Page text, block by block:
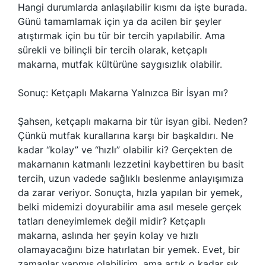
Hangi durumlarda anlaşılabilir kısmı da işte burada.
Günü tamamlamak için ya da acilen bir şeyler
atıştırmak için bu tür bir tercih yapılabilir. Ama
sürekli ve bilinçli bir tercih olarak, ketçaplı
makarna, mutfak kültürüne saygısızlık olabilir.
Sonuç: Ketçaplı Makarna Yalnızca Bir İsyan mı?
Şahsen, ketçaplı makarna bir tür isyan gibi. Neden?
Çünkü mutfak kurallarına karşı bir başkaldırı. Ne
kadar “kolay” ve “hızlı” olabilir ki? Gerçekten de
makarnanın katmanlı lezzetini kaybettiren bu basit
tercih, uzun vadede sağlıklı beslenme anlayışımıza
da zarar veriyor. Sonuçta, hızla yapılan bir yemek,
belki midemizi doyurabilir ama asıl mesele gerçek
tatları deneyimlemek değil midir? Ketçaplı
makarna, aslında her şeyin kolay ve hızlı
olamayacağını bize hatırlatan bir yemek. Evet, bir